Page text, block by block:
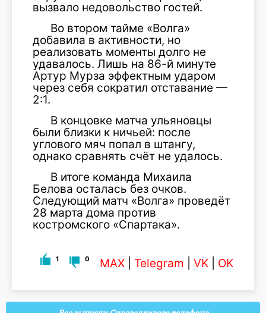
вызвало недовольство гостей.
Во втором тайме «Волга»
добавила в активности, но
реализовать моменты долго не
удавалось. Лишь на 86-й минуте
Артур Мурза эффектным ударом
через себя сократил отставание —
2:1.
В концовке матча ульяновцы
были близки к ничьей: после
углового мяч попал в штангу,
однако сравнять счёт не удалось.
В итоге команда Михаила
Белова осталась без очков.
Следующий матч «Волга» проведёт
28 марта дома против
костромского «Спартака».
1 0 MAX Telegram VK OK